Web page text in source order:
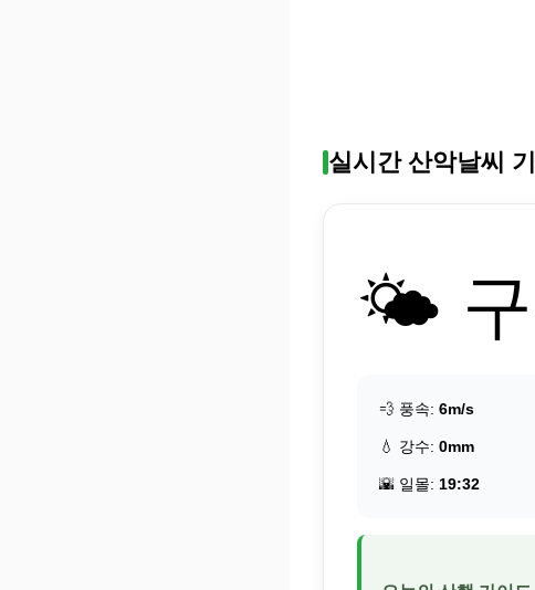
실시간 산악날씨
🌤️ 구
💨 풍속: 6m/s
💧 강수: 0mm
🌇 일몰: 19:32